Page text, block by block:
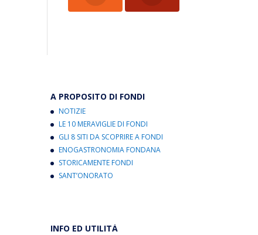
A PROPOSITO DI FONDI
NOTIZIE
LE 10 MERAVIGLIE DI FONDI
GLI 8 SITI DA SCOPRIRE A FONDI
ENOGASTRONOMIA FONDANA
STORICAMENTE FONDI
SANT’ONORATO
INFO ED UTILITÀ